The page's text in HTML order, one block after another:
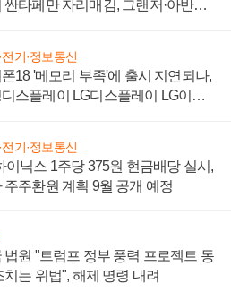
싼타페만 자리매김, 그랜저·아반떼
전기·정보통신
18 '메모리 부족'에 출시 지연되나,
스플레이 LG디스플레이 LG이노
전기·정보통신
이닉스 1주당 375원 현금배당 실시,
주주환원 계획 9월 공개 예정
법원 "트럼프 정부 풍력 프로젝트 동
치는 위법", 해제 명령 내려